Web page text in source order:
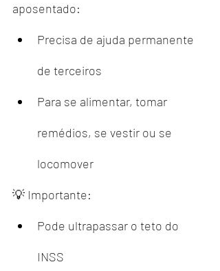
aposentado:
Precisa de ajuda permanente
de terceiros
Para se alimentar, tomar
remédios, se vestir ou se
locomover
💡 Importante:
Pode ultrapassar o teto do
INSS